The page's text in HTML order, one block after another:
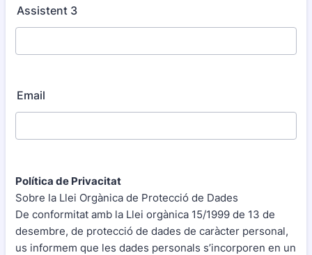
Assistent 3
Email
Política de Privacitat
Sobre la Llei Orgànica de Protecció de Dades
De conformitat amb la Llei orgànica 15/1999 de 13 de
desembre, de protecció de dades de caràcter personal,
us informem que les dades personals s’incorporen en un